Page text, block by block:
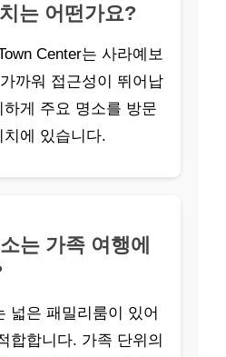
는 어떤가요?
Center는 사라예보
까워 접근성이 뛰어납
게 주요 명소를 방문
에 있습니다.
는 가족 여행에
넓은 패밀리룸이 있어
합합니다. 가족 단위의